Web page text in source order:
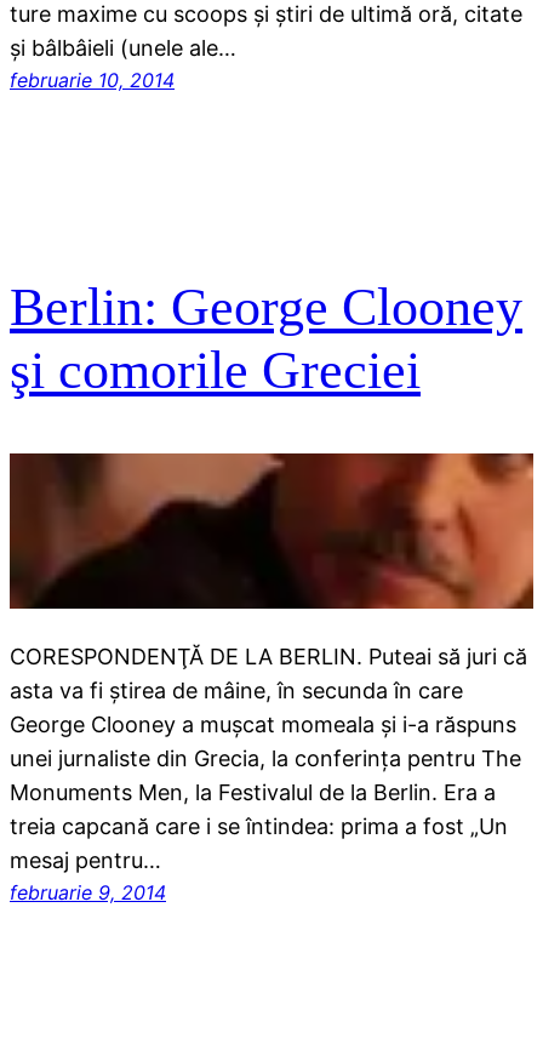
ture maxime cu scoops şi ştiri de ultimă oră, citate
şi bâlbâieli (unele ale…
februarie 10, 2014
Berlin: George Clooney
şi comorile Greciei
CORESPONDENŢĂ DE LA BERLIN. Puteai să juri că
asta va fi ştirea de mâine, în secunda în care
George Clooney a muşcat momeala şi i-a răspuns
unei jurnaliste din Grecia, la conferinţa pentru The
Monuments Men, la Festivalul de la Berlin. Era a
treia capcană care i se întindea: prima a fost „Un
mesaj pentru…
februarie 9, 2014